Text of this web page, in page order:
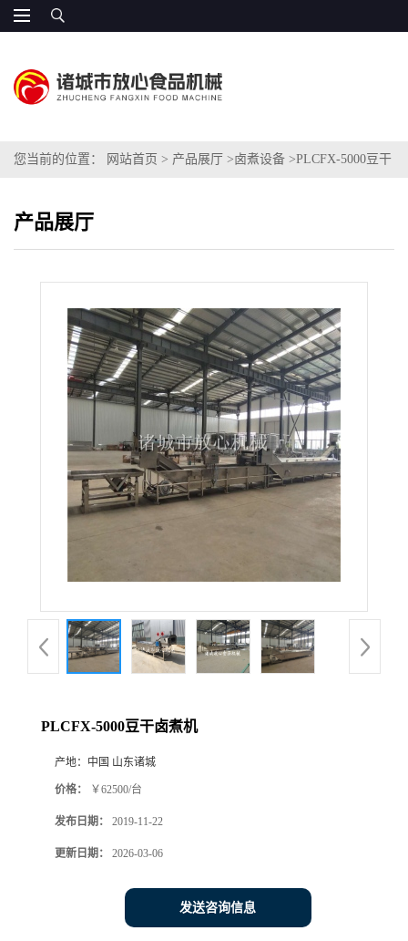
您当前的位置： 网站首页 > 产品展厅 >卤煮设备 >PLCFX-5000豆干
产品展厅
PLCFX-5000豆干卤煮机
产地： 中国 山东诸城
价格： ￥62500/台
发布日期： 2019-11-22
更新日期： 2026-03-06
发送咨询信息